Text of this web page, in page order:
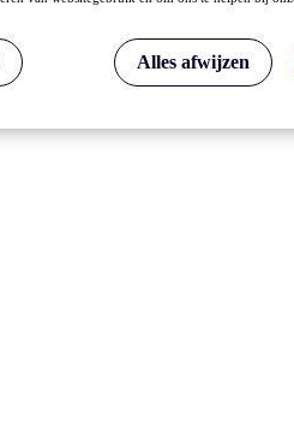
Alles afwijzen